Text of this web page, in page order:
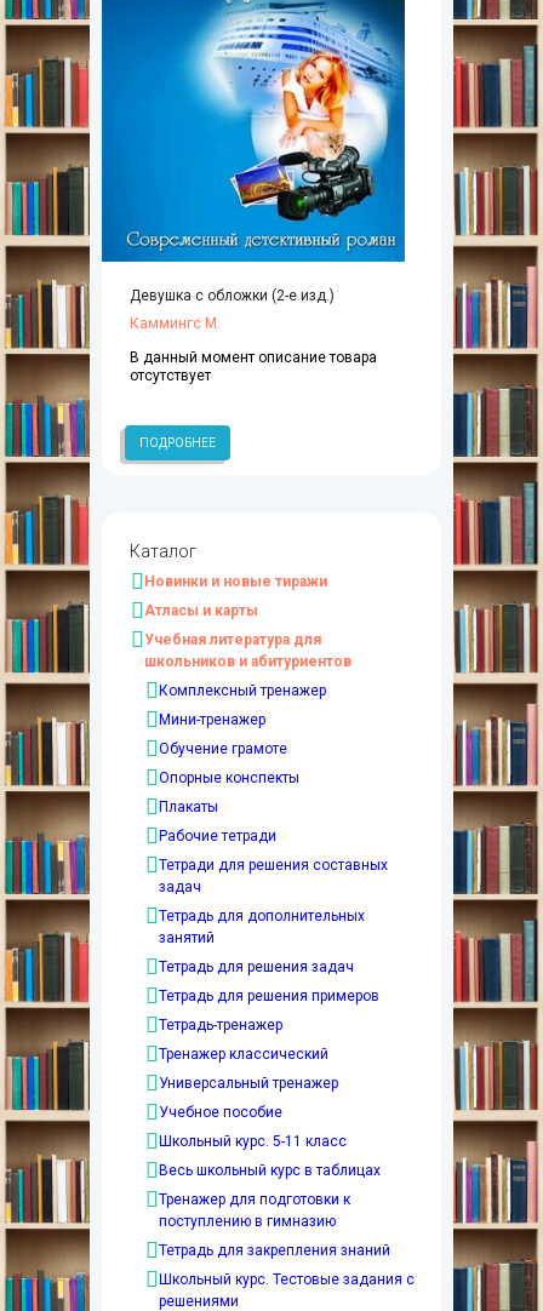
Девушка с обложки (2-е изд.)
Каммингс М.
В данный момент описание товара
отсутствует
ПОДРОБНЕЕ
Каталог
Новинки и новые тиражи
Атласы и карты
Учебная литература для
школьников и абитуриентов
Комплексный тренажер
Мини-тренажер
Обучение грамоте
Опорные конспекты
Плакаты
Рабочие тетради
Тетради для решения составных
задач
Тетрадь для дополнительных
занятий
Тетрадь для решения задач
Тетрадь для решения примеров
Тетрадь-тренажер
Тренажер классический
Универсальный тренажер
Учебное пособие
Школьный курс. 5-11 класс
Весь школьный курс в таблицах
Тренажер для подготовки к
поступлению в гимназию
Тетрадь для закрепления знаний
Школьный курс. Тестовые задания с
решениями